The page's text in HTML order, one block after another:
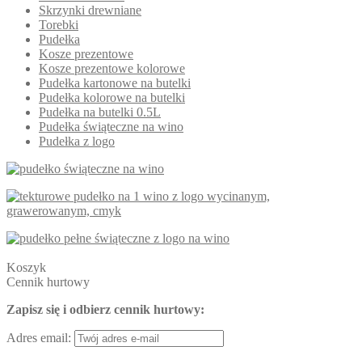
Skrzynki drewniane
Torebki
Pudełka
Kosze prezentowe
Kosze prezentowe kolorowe
Pudełka kartonowe na butelki
Pudełka kolorowe na butelki
Pudełka na butelki 0.5L
Pudełka świąteczne na wino
Pudełka z logo
Koszyk
Cennik hurtowy
Zapisz się i odbierz cennik hurtowy:
Adres email: